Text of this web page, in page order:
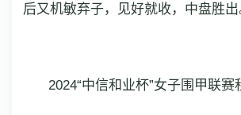
后又机敏弃子，见好就收，中盘胜出
2024“中信和业杯”女子围甲联赛